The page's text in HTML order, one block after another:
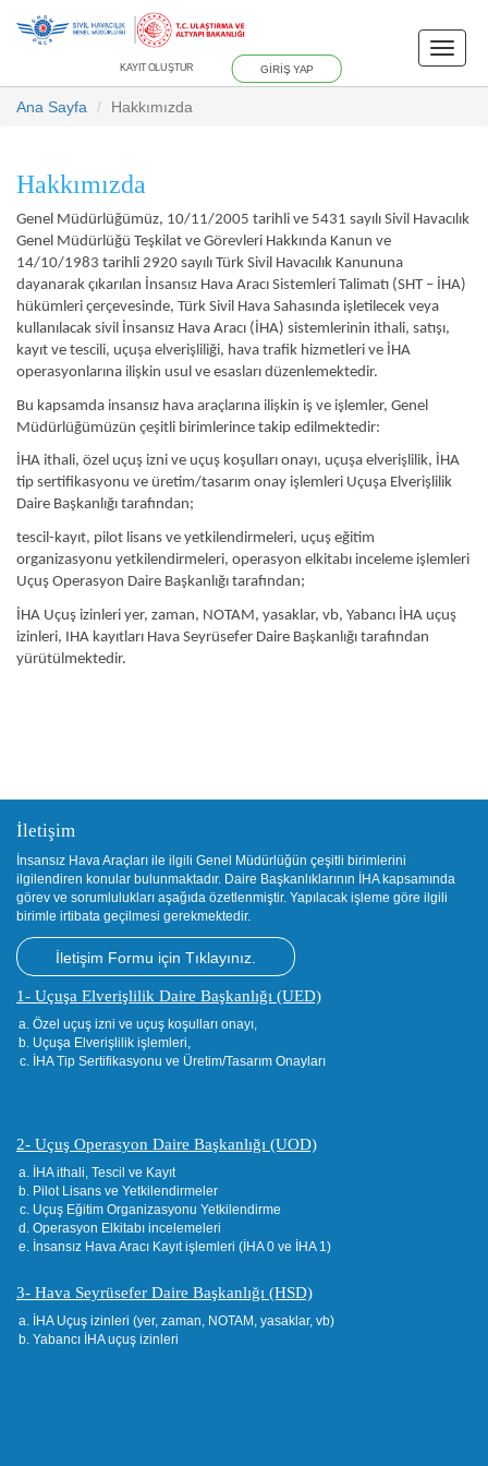
KAYIT OLUŞTUR GİRİŞ YAP
Toggle
Ana Sayfa
Hakkımızda
Hakkımızda
Genel Müdürlüğümüz, 10/11/2005 tarihli ve 5431 sayılı Sivil Havacılık
Genel Müdürlüğü Teşkilat ve Görevleri Hakkında Kanun ve
14/10/1983 tarihli 2920 sayılı Türk Sivil Havacılık Kanununa
dayanarak çıkarılan İnsansız Hava Aracı Sistemleri Talimatı (SHT – İHA)
hükümleri çerçevesinde, Türk Sivil Hava Sahasında işletilecek veya
kullanılacak sivil İnsansız Hava Aracı (İHA) sistemlerinin ithali, satışı,
kayıt ve tescili, uçuşa elverişliliği, hava trafik hizmetleri ve İHA
operasyonlarına ilişkin usul ve esasları düzenlemektedir.
Bu kapsamda insansız hava araçlarına ilişkin iş ve işlemler, Genel
Müdürlüğümüzün çeşitli birimlerince takip edilmektedir:
İHA ithali, özel uçuş izni ve uçuş koşulları onayı, uçuşa elverişlilik, İHA
tip sertifikasyonu ve üretim/tasarım onay işlemleri Uçuşa Elverişlilik
Daire Başkanlığı tarafından;
tescil-kayıt, pilot lisans ve yetkilendirmeleri, uçuş eğitim
organizasyonu yetkilendirmeleri, operasyon elkitabı inceleme işlemleri
Uçuş Operasyon Daire Başkanlığı tarafından;
İHA Uçuş izinleri yer, zaman, NOTAM, yasaklar, vb, Yabancı İHA uçuş
izinleri, IHA kayıtları Hava Seyrüsefer Daire Başkanlığı tarafından
yürütülmektedir.
İletişim
İnsansız Hava Araçları ile ilgili Genel Müdürlüğün çeşitli birimlerini
ilgilendiren konular bulunmaktadır. Daire Başkanlıklarının İHA kapsamında
görev ve sorumlulukları aşağıda özetlenmiştir. Yapılacak işleme göre ilgili
birimle irtibata geçilmesi gerekmektedir.
İletişim Formu için Tıklayınız.
1- Uçuşa Elverişlilik Daire Başkanlığı (UED)
Özel uçuş izni ve uçuş koşulları onayı,
Uçuşa Elverişlilik işlemleri,
İHA Tip Sertifikasyonu ve Üretim/Tasarım Onayları
2- Uçuş Operasyon Daire Başkanlığı (UOD)
İHA ithali, Tescil ve Kayıt
Pilot Lisans ve Yetkilendirmeler
Uçuş Eğitim Organizasyonu Yetkilendirme
Operasyon Elkitabı incelemeleri
İnsansız Hava Aracı Kayıt işlemleri (İHA 0 ve İHA 1)
3- Hava Seyrüsefer Daire Başkanlığı (HSD)
İHA Uçuş izinleri (yer, zaman, NOTAM, yasaklar, vb)
Yabancı İHA uçuş izinleri